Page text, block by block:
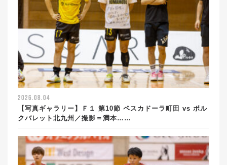
2026.08.04
【写真ギャラリー】Ｆ１ 第10節 ペスカドーラ町田 vs ボル
クバレット北九州／撮影＝満本……